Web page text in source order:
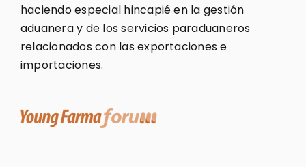
haciendo especial hincapié en la gestión
aduanera y de los servicios paraduaneros
relacionados con las exportaciones e
importaciones.